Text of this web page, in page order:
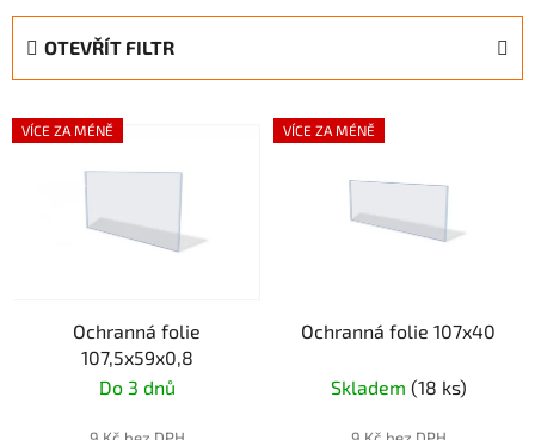
p
OTEVŘÍT FILTR
V
ý
VÍCE ZA MÉNĚ
Ochranná folie
107,5x59x0,8
Do 3 dnů
VÍCE ZA MÉNĚ
Ochranná folie 107x40
Skladem (18 ks)